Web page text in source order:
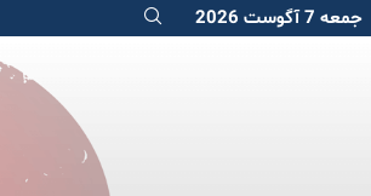
جمعه 7 آگوست 2026